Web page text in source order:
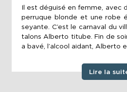
Il est déguisé en femme, avec
perruque blonde et une robe
seyante. C’est le carnaval du
talons Alberto titube. Fin de
a bavé, l’alcool aidant, Alberto
Lire la